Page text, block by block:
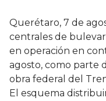
Querétaro, 7 de
centrales de
en operación en
agosto, como parte
obra federal del
El esquema